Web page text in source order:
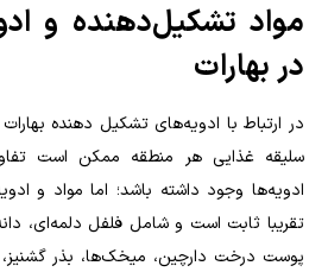
مواد تشکیل‌دهنده و
در بهارات
در ارتباط با ادویه‌های تشکیل دهنده
سلیقه غذایی هر منطقه ممکن است
ادویه‌ها وجود داشته باشد؛ اما مواد و
تقریبا ثابت است و شامل فلفل دلمه‌ای،
پوست درخت دارچین، میخک‌ها، بذر گشنیز،